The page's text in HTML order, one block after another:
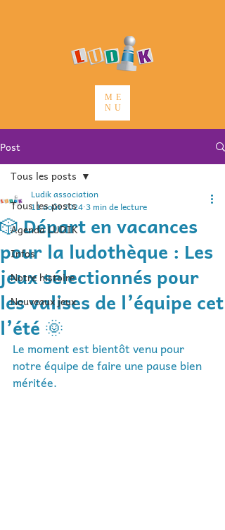
ME
NU
Post
Tous les posts
Agenda LUDIK
Infos
Notre histoire
Nouveaux jeux
Tous les posts
🎲 Départ en vacances
pour la ludothèque : Les
jeux sélectionnés pour
les valises de l’équipe cet
l’été 🌞
Ludik association
11 août 2024 3 min de lecture
Le moment est bientôt venu pour
notre équipe de faire une pause bien
méritée.